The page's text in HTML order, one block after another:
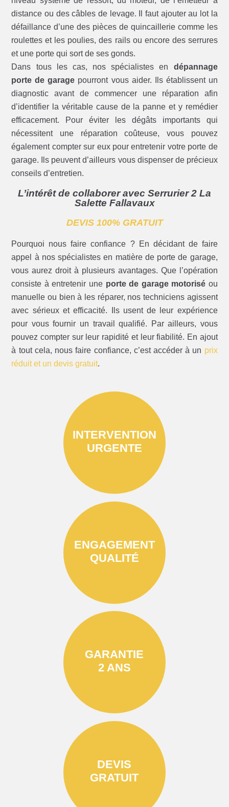
distance ou des câbles de levage. Il faut ajouter au lot la
défaillance d’une des pièces de quincaillerie comme les
roulettes et les poulies, des rails ou encore des serrures
et une porte qui sort de ses gonds.
Dans tous les cas, nos spécialistes en dépannage
porte de garage pourront vous aider. Ils établissent un
diagnostic avant de commencer une réparation afin
d’identifier la véritable cause de la panne et y remédier
efficacement. Pour éviter les dégâts importants qui
nécessitent une réparation coûteuse, vous pouvez
également compter sur eux pour entretenir votre porte de
garage. Ils peuvent d’ailleurs vous dispenser de précieux
conseils d’entretien.
L’intérêt de collaborer avec Serrurier 2 La
Salette Fallavaux
DEVIS 100% GRATUIT
Pourquoi nous faire confiance ? En décidant de faire
appel à nos spécialistes en matière de porte de garage,
vous aurez droit à plusieurs avantages. Que l’opération
consiste à entretenir une porte de garage motorisé ou
manuelle ou bien à les réparer, nos techniciens agissent
avec sérieux et efficacité. Ils usent de leur expérience
pour vous fournir un travail qualifié. Par ailleurs, vous
pouvez compter sur leur rapidité et leur fiabilité. En ajout
à tout cela, nous faire confiance, c’est accéder à un prix
réduit et un devis gratuit.
INTERVENTION
URGENTE
ENGAGEMENT
QUALITÉ
GARANTIE
2 ANS
DEVIS
GRATUIT